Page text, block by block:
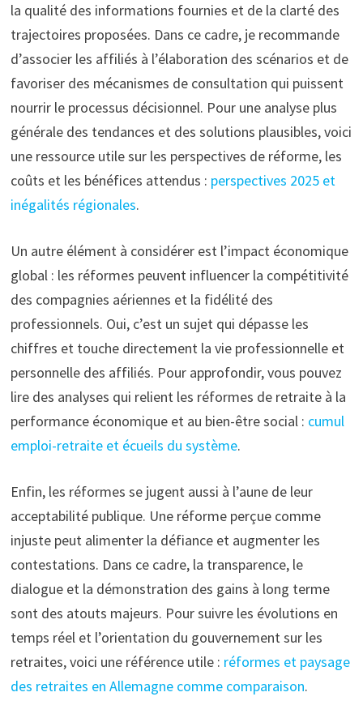
la qualité des informations fournies et de la clarté des
trajectoires proposées. Dans ce cadre, je recommande
d’associer les affiliés à l’élaboration des scénarios et de
favoriser des mécanismes de consultation qui puissent
nourrir le processus décisionnel. Pour une analyse plus
générale des tendances et des solutions plausibles, voici
une ressource utile sur les perspectives de réforme, les
coûts et les bénéfices attendus : perspectives 2025 et
inégalités régionales.
Un autre élément à considérer est l’impact économique
global : les réformes peuvent influencer la compétitivité
des compagnies aériennes et la fidélité des
professionnels. Oui, c’est un sujet qui dépasse les
chiffres et touche directement la vie professionnelle et
personnelle des affiliés. Pour approfondir, vous pouvez
lire des analyses qui relient les réformes de retraite à la
performance économique et au bien-être social : cumul
emploi-retraite et écueils du système.
Enfin, les réformes se jugent aussi à l’aune de leur
acceptabilité publique. Une réforme perçue comme
injuste peut alimenter la défiance et augmenter les
contestations. Dans ce cadre, la transparence, le
dialogue et la démonstration des gains à long terme
sont des atouts majeurs. Pour suivre les évolutions en
temps réel et l’orientation du gouvernement sur les
retraites, voici une référence utile : réformes et paysage
des retraites en Allemagne comme comparaison.